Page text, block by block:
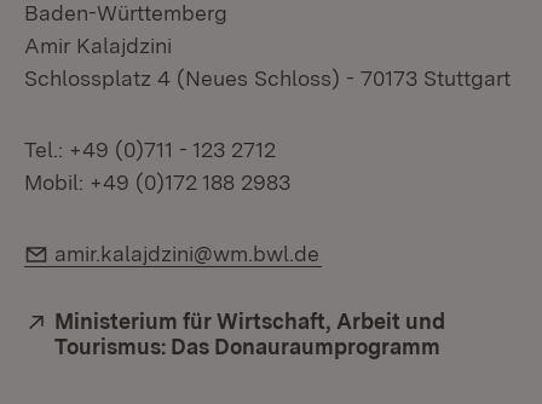
Baden-Württemberg
Amir Kalajdzini
Schlossplatz 4 (Neues Schloss) - 70173 Stuttgart
Tel.: +49 (0)711 - 123 2712
Mobil: +49 (0)172 188 2983
E-Mail:
amir.kalajdzini@wm.bwl.de
Extern:
Ministerium für Wirtschaft, Arbeit und
Tourismus: Das Donauraumprogramm